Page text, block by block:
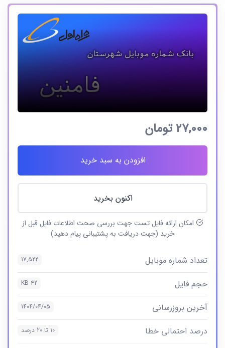
27,000تومان
افزودن به سبد خرید
اکنون بخرید
امکان ارائه فایل تست جهت بررسی صحت اطلاعات فایل قبل از
خرید (جهت دریافت به پشتیبانی پیام دهید)
تعداد شماره موبایل 17,522
حجم فایل 42 KB
آخرین بروزرسانی 1404/04/05
درصد احتمالی خطا 10 تا 20 درصد